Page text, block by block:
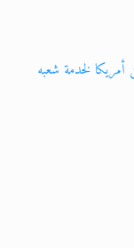
لخدمة شعبه